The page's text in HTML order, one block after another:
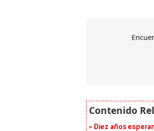
Diez años